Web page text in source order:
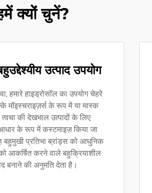
क्यों चुनें?
उत्पाद उपयोग
हमारे हाइड्रोसॉल का उपयोग चेहरे
मॉइस्चराइज़र्स के रूप में या मास्क
की देखभाल उत्पादों के लिए
के रूप में कस्टमाइज़ किया जा
प्रतिभा ब्रांड्स को आधुनिक
आकर्षित करने वाले बहुक्रियाशील
बनाने की अनुमति देता है।